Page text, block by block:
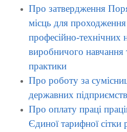
Про затвердження
місць для
професійно-технічних
виробничого навчання
практики
Про роботу за
державних
Про оплату праці
Єдиної тарифної сітки